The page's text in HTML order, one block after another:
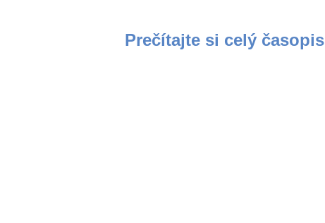
Prečítajte si celý časopis